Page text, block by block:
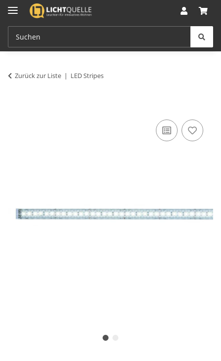
Zurück zur Liste LED Stripes